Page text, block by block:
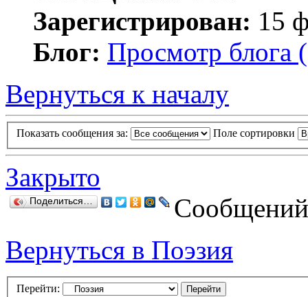
Зарегистрирован: 15
Блог: Просмотр блога
Вернуться к началу
Показать сообщения за: Поле сортировки
Закрыто
Поделиться…
Вернуться в Поэзия
Перейти: